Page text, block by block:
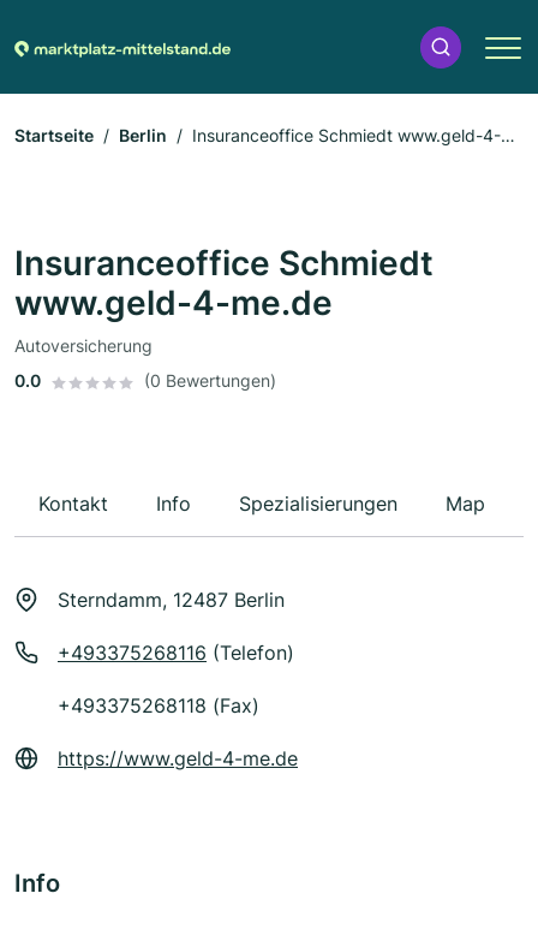
Startseite Berlin
Insuranceoffice Schmiedt www.geld-4-
Insuranceoffice Schmiedt
www.geld-4-me.de
Autoversicherung
0.0
(0 Bewertungen)
Kontakt Info Spezialisierungen Map
Sterndamm, 12487 Berlin
+493375268116 (Telefon)
+493375268118 (Fax)
https://www.geld-4-me.de
Info